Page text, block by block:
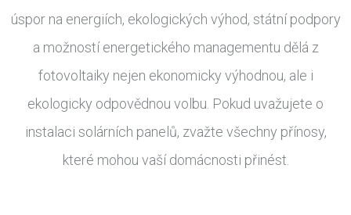
úspor na energiích, ekologických výhod, státní podpory
a možností energetického managementu dělá z
fotovoltaiky nejen ekonomicky výhodnou, ale i
ekologicky odpovědnou volbu. Pokud uvažujete o
instalaci solárních panelů, zvažte všechny přínosy,
které mohou vaší domácnosti přinést.